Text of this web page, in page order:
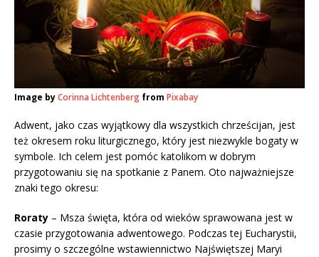
Image byCorinna Lichtenberg from Pixabay
Adwent, jako czas wyjątkowy dla wszystkich chrześcijan, jest
też okresem roku liturgicznego, który jest niezwykle bogaty w
symbole. Ich celem jest pomóc katolikom w dobrym
przygotowaniu się na spotkanie z Panem. Oto najważniejsze
znaki tego okresu:
Roraty – Msza święta, która od wieków sprawowana jest w
czasie przygotowania adwentowego. Podczas tej Eucharystii,
prosimy o szczególne wstawiennictwo Najświętszej Maryi